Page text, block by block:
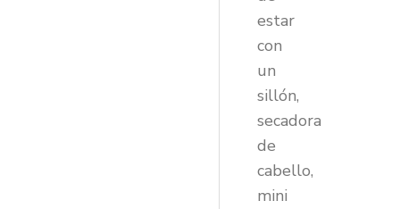
estar
con
un
sillón,
secadora
de
cabello,
mini